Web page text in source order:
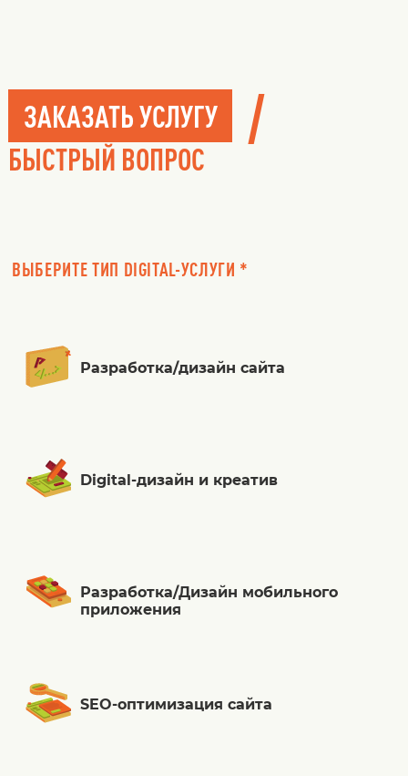
ЗАКАЗАТЬ УСЛУГУ /
БЫСТРЫЙ ВОПРОС
ВЫБЕРИТЕ ТИП DIGITAL-УСЛУГИ *
Разработка/дизайн сайта
Digital-дизайн и креатив
Разработка/Дизайн мобильного
приложения
SEO-оптимизация сайта